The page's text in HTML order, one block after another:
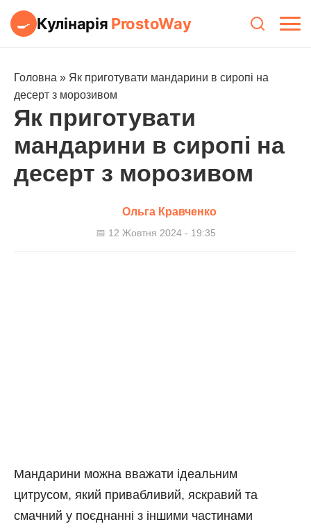
🍳 Кулінарія ProstoWay
Головна » Як приготувати мандарини в сиропі на
десерт з морозивом
Як приготувати
мандарини в сиропі на
десерт з морозивом
Ольга Кравченко
📅 12 Жовтня 2024 - 19:35
Мандарини можна вважати ідеальним
цитрусом, який привабливий, яскравий та
смачний у поєднанні з іншими частинами